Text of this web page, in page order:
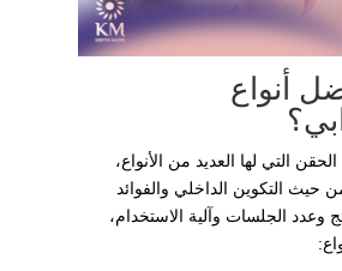
أنواع
التي لها العديد من الأنواع،
حيث التكوين الداخلي والفوائد
وعدد الجلسات وآلية الاستخدام،